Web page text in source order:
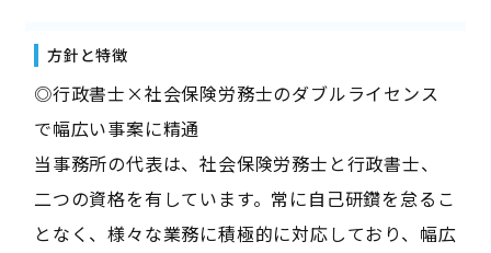
方針と特徴
◎行政書士×社会保険労務士のダブルライセンス
で幅広い事案に精通
当事務所の代表は、社会保険労務士と行政書士、
二つの資格を有しています。常に自己研鑽を怠るこ
となく、様々な業務に積極的に対応しており、幅広